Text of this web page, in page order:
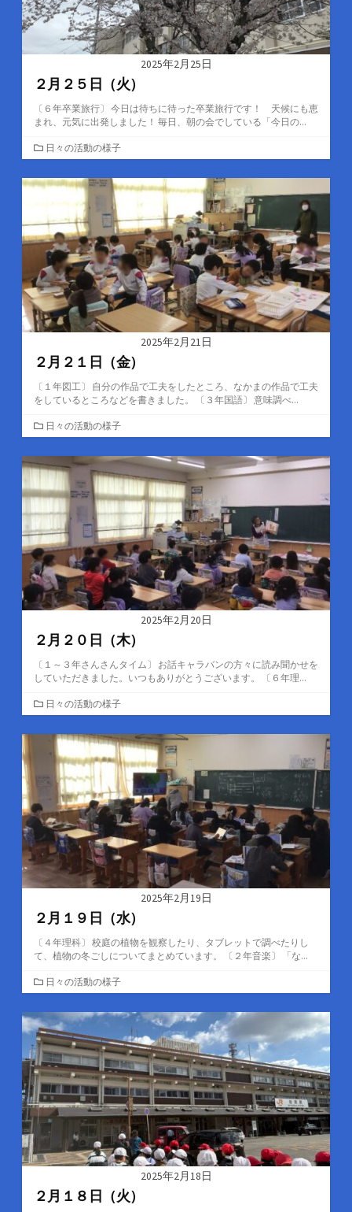
2025年2月25日
２月２５日（火）
〔６年卒業旅行〕 今日は待ちに待った卒業旅行です！ 天候にも恵
まれ、元気に出発しました！ 毎日、朝の会でしている「今日の...
カ
テ
ゴ
リ
日々の活動の様子
2025年2月21日
２月２１日（金）
〔１年図工〕 自分の作品で工夫をしたところ、なかまの作品で工夫
をしているところなどを書きました。 〔３年国語〕 意味調べ...
カ
テ
ゴ
リ
日々の活動の様子
2025年2月20日
２月２０日（木）
〔１～３年さんさんタイム〕 お話キャラバンの方々に読み聞かせを
していただきました。いつもありがとうございます。 〔６年理...
カ
テ
ゴ
日々の活動の様子
2025年2月19日
２月１９日（水）
〔４年理科〕 校庭の植物を観察したり、タブレットで調べたりし
て、植物の冬ごしについてまとめています。 〔２年音楽〕 「な...
カ
テ
ゴ
リ
ー
日々の活動の様子
2025年2月18日
２月１８日（火）